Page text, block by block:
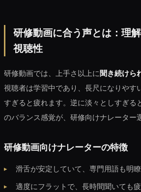
研修動画に合う声とは：理
視聴性
研修動画では、上手さ以上に 聞き続けら
視聴者は学習中であり、長尺になりやす
すぎると疲れます。逆に淡々としすぎる
のバランス感覚が、研修向けナレーター
研修動画向けナレーターの特徴
滑舌が安定していて、専門用語も明瞭
適度にフラットで、長時間聞いても